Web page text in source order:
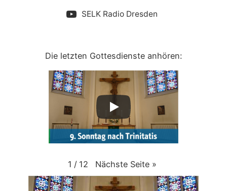
SELK Radio Dresden
Die letzten Gottesdienste anhören:
1 / 12 Nächste Seite »